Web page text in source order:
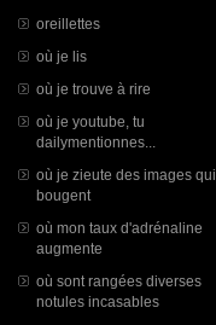
oreillettes
où je lis
où je trouve à rire
où je youtube, tu
dailymentionnes...
où je zieute des images qui
bougent
où mon taux d'adrénaline
augmente
où sont rangées diverses
notules incasables